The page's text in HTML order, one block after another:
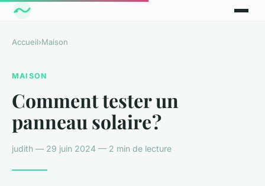
Accueil›Maison
MAISON
Comment tester un
panneau solaire ?
judith — 29 juin 2024 — 2 min de lecture